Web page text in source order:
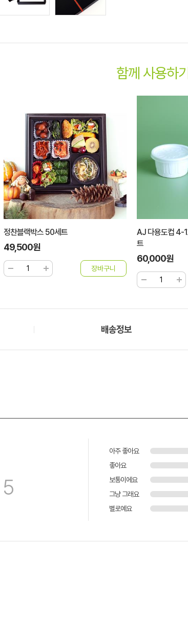
함께 사용하
AJ 다용도컵 4-1호 (흑색/백색) 1000세
트
60,000원
정찬도시락 내피
21,500원
배송정보
5
아주 좋아요
좋아요
보통이에요
그냥 그래요
별로예요